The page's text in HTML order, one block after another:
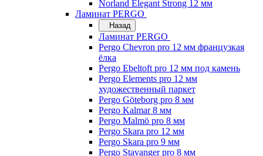
Norland Elegant Strong 12 мм
Ламинат PERGO
Назад
Ламинат PERGO
Pergo Chevron pro 12 мм французкая
ёлка
Pergo Ebeltoft pro 12 мм под камень
Pergo Elements pro 12 мм
художественный паркет
Pergo Göteborg pro 8 мм
Pergo Kalmar 8 мм
Pergo Malmö pro 8 мм
Pergo Skara pro 12 мм
Pergo Skara pro 9 мм
Pergo Stavanger pro 8 мм